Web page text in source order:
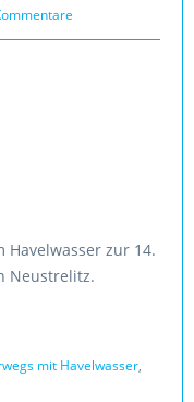
zur 14.
Neustrelitz.
mit Havelwasser,